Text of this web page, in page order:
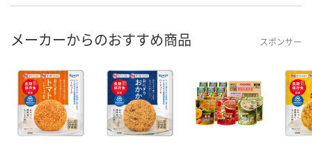
メーカーからのおすすめ商品 スポンサー